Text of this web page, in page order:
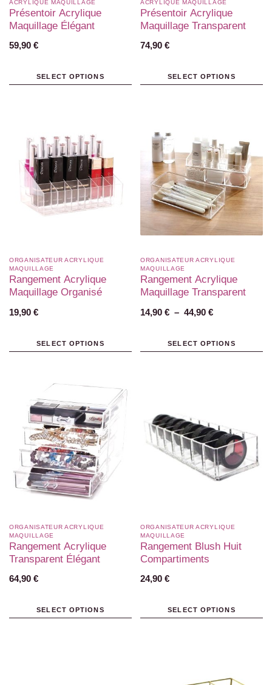
ACRYLIQUE MAQUILLAGE
Présentoir Acrylique
Maquillage Élégant
59,90 €
SELECT OPTIONS
ACRYLIQUE MAQUILLAGE
Présentoir Acrylique
Maquillage Transparent
74,90 €
SELECT OPTIONS
ORGANISATEUR ACRYLIQUE
MAQUILLAGE
Rangement Acrylique
Maquillage Organisé
19,90 €
SELECT OPTIONS
ORGANISATEUR ACRYLIQUE
MAQUILLAGE
Rangement Acrylique
Maquillage Transparent
14,90 € – 44,90 €
SELECT OPTIONS
ORGANISATEUR ACRYLIQUE
MAQUILLAGE
Rangement Acrylique
Transparent Élégant
64,90 €
SELECT OPTIONS
ORGANISATEUR ACRYLIQUE
MAQUILLAGE
Rangement Blush Huit
Compartiments
24,90 €
SELECT OPTIONS